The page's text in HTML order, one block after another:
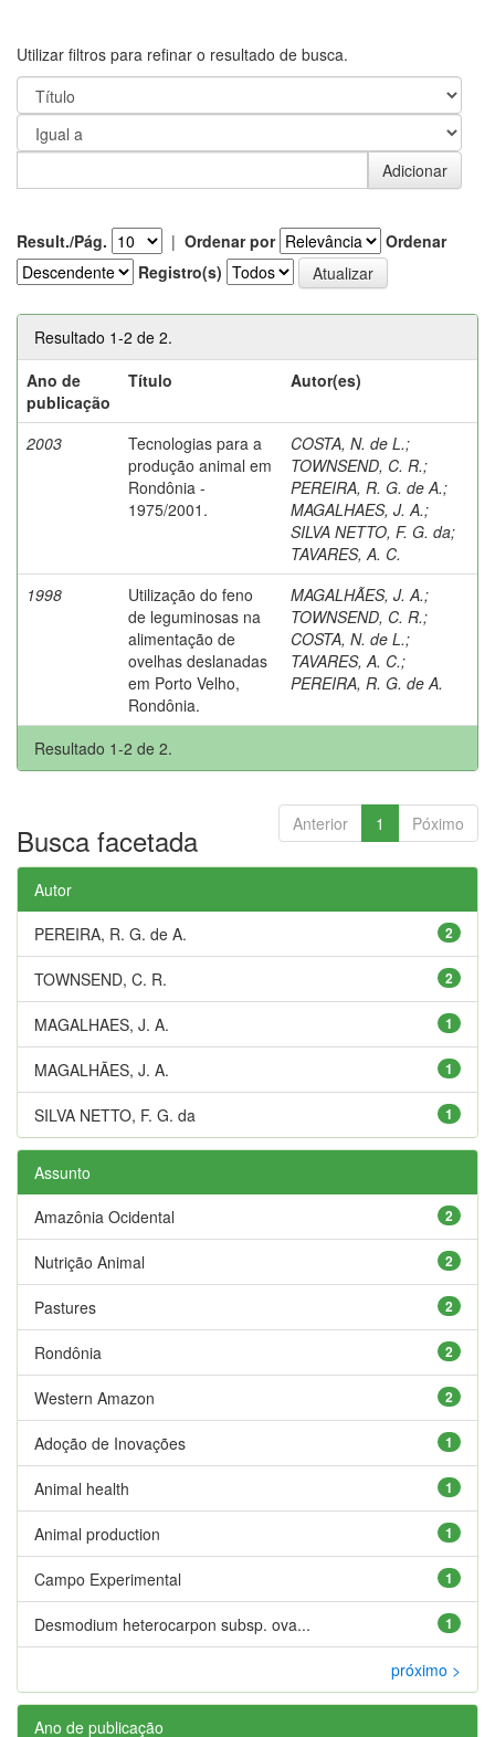
Utilizar filtros para refinar o resultado de busca.
Result./Pág. | Ordenar por
Ordenar
Registro(s)
Resultado 1-2 de 2.
Ano de
publicação
Título Autor(es)
2003
Tecnologias para a
produção animal em
Rondônia -
1975/2001.
COSTA, N. de L.;
TOWNSEND, C. R.;
PEREIRA, R. G. de A.;
MAGALHAES, J. A.;
SILVA NETTO, F. G. da;
TAVARES, A. C.
1998
Utilização do feno
de leguminosas na
alimentação de
ovelhas deslanadas
em Porto Velho,
Rondônia.
MAGALHÃES, J. A.;
TOWNSEND, C. R.;
COSTA, N. de L.;
TAVARES, A. C.;
PEREIRA, R. G. de A.
Resultado 1-2 de 2.
Anterior 1 Póximo
Busca facetada
Autor
2
PEREIRA, R. G. de A.
2
TOWNSEND, C. R.
1
MAGALHAES, J. A.
1
MAGALHÃES, J. A.
1
SILVA NETTO, F. G. da
Assunto
2
Amazônia Ocidental
2
Nutrição Animal
2
Pastures
2
Rondônia
2
Western Amazon
1
Adoção de Inovações
1
Animal health
1
Animal production
1
Campo Experimental
1
Desmodium heterocarpon subsp. ova...
próximo >
Ano de publicação